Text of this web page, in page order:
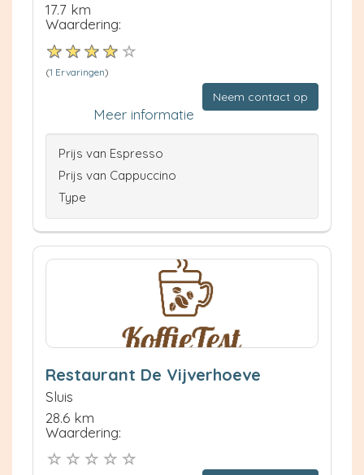
17.7 km
Waardering:
(1 Ervaringen)
Neem contact op
Meer informatie
Prijs van Espresso
Prijs van Cappuccino
Type
Restaurant De Vijverhoeve
Sluis
28.6 km
Waardering: